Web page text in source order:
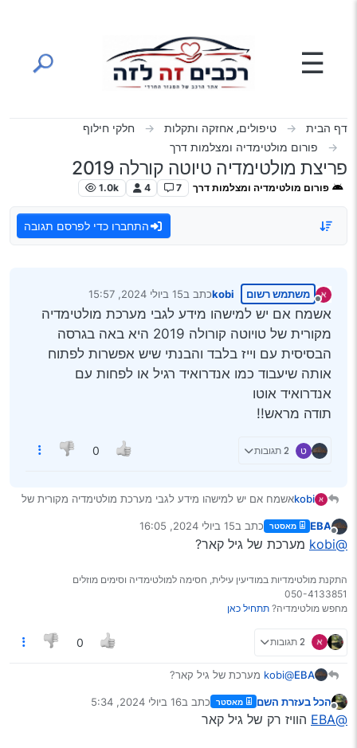
☰
דף הבית טיפולים, אחזקה ותקלות
חלקי חילוף
פורום מולטימדיה ומצלמות דרך
פריצת מולטימדיה טיוטה קורלה 2019
פורום מולטימדיה ומצלמות דרך 7
4
1.0k
התחברו כדי לפרסם תגובה
מנותק
משתמש רשום kobiכתב ב15 ביולי 2024, 15:57
נערך לאחרונה על ידי
אשמח אם יש למישהו מידע לגבי מערכת מולטימדיה
מקורית של טויוטה קורולה 2019 היא באה בגרסה
הבסיסית עם וייז בלבד והבנתי שיש אפשרות לפתוח
אותה שיעבוד כמו אנדרואיד רגיל או לפחות עם
אנדרואיד אוטו
תודה מראש!!
ט 2 תגובות 0
kobiאשמח אם יש למישהו מידע לגבי מערכת מולטימדיה מקורית של
והבנתי שיש אפשרות לפתוח אותה שיעבוד כמו אנדרואיד רגיל או
לפחות עם אנדרואיד אוטו
מנותק
EBA מאסטר כתב ב15 ביולי 2024, 16:05
נערך לאחרונה על ידי
@kobi מערכת של גיל קאר?
התקנת מולטימדיות במודיעין עילית, חסימה למולטימדיה וסימים מוזלים
050-4133851
מחפש מולטימדיה? תתחיל כאן
2 תגובות 0
EBA
@kobi מערכת של גיל קאר?
מנותק
הכל בעזרת השם מאסטר כתב ב16 ביולי 2024, 5:34
נערך לאחרונה על ידי
@EBA הוויז רק של גיל קאר